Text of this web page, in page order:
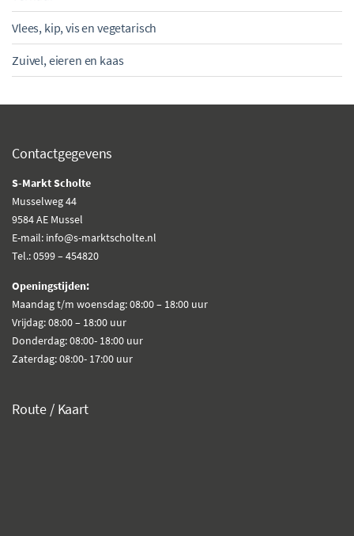
Vlees, kip, vis en vegetarisch
Zuivel, eieren en kaas
Contactgegevens
S-Markt Scholte
Musselweg 44
9584 AE Mussel
E-mail: info@s-marktscholte.nl
Tel.: 0599 – 454820
Openingstijden:
Maandag t/m woensdag: 08:00 – 18:00 uur
Vrijdag: 08:00 – 18:00 uur
Donderdag: 08:00- 18:00 uur
Zaterdag: 08:00- 17:00 uur
Route / Kaart